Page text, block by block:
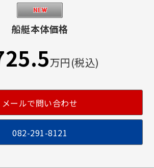
船艇本体価格
万円(税込)
メールで問い合わせ
082-291-8121